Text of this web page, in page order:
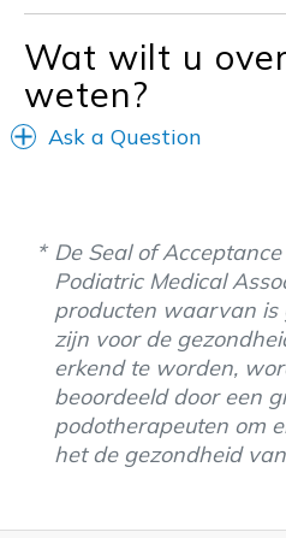
Sizing
Feels half
View On Shoes
Wat wilt u
weten?
Ask a Question
De Seal of
Podiatric Medical
producten waarvan is
zijn voor de
erkend te worden,
beoordeeld door een
podotherapeuten om
het de gezondheid